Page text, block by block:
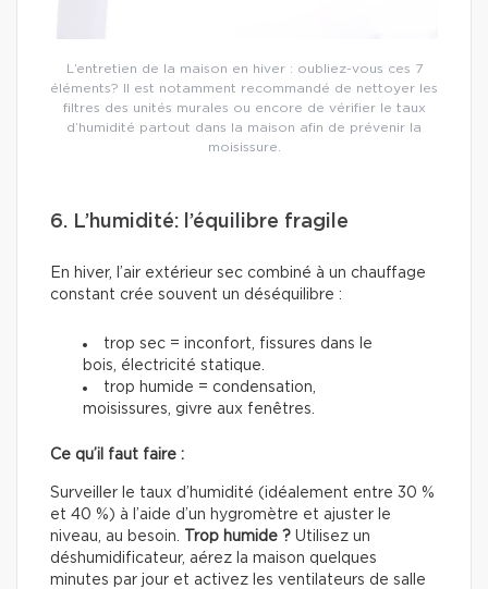
L’entretien de la maison en hiver : oubliez-vous ces 7
éléments? Il est notamment recommandé de nettoyer les
filtres des unités murales ou encore de vérifier le taux
d’humidité partout dans la maison afin de prévenir la
moisissure.
6. L’humidité: l’équilibre fragile
En hiver, l’air extérieur sec combiné à un chauffage
constant crée souvent un déséquilibre :
trop sec = inconfort, fissures dans le
bois, électricité statique.
trop humide = condensation,
moisissures, givre aux fenêtres.
Ce qu’il faut faire :
Surveiller le taux d’humidité (idéalement entre 30 %
et 40 %) à l’aide d’un hygromètre et ajuster le
niveau, au besoin.
Trop humide ? Utilisez un
déshumidificateur, aérez la maison quelques
minutes par jour et activez les ventilateurs de salle